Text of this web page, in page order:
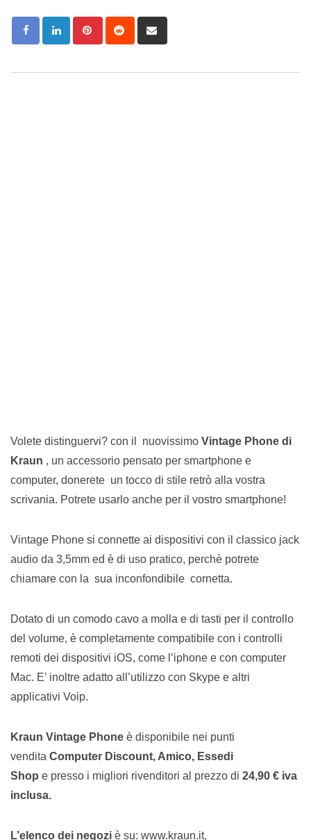
PinterestReddit
via
Volete distinguervi? con il nuovissimo Vintage Phone di
Kraun , un accessorio pensato per smartphone e
computer, donerete un tocco di stile retrò alla vostra
scrivania. Potrete usarlo anche per il vostro smartphone!
Vintage Phone si connette ai dispositivi con il classico jack
audio da 3,5mm ed è di uso pratico, perchè potrete
chiamare con la sua inconfondibile cornetta.
Dotato di un comodo cavo a molla e di tasti per il controllo
del volume, è completamente compatibile con i controlli
remoti dei dispositivi iOS, come l’iphone e con computer
Mac. E’ inoltre adatto all’utilizzo con Skype e altri
applicativi Voip.
Kraun Vintage Phone è disponibile nei punti
vendita Computer Discount, Amico, Essedi
Shop e presso i migliori rivenditori al prezzo di 24,90 € iva
inclusa.
L’elenco dei negozi è su: www.kraun.it,